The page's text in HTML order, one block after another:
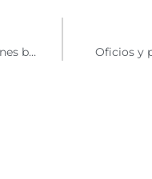
¿En qué consiste el Affordable Care Act y a quiénes beneficia? de preparación